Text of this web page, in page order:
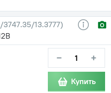
3747.35/13.3777)
− +
Купить